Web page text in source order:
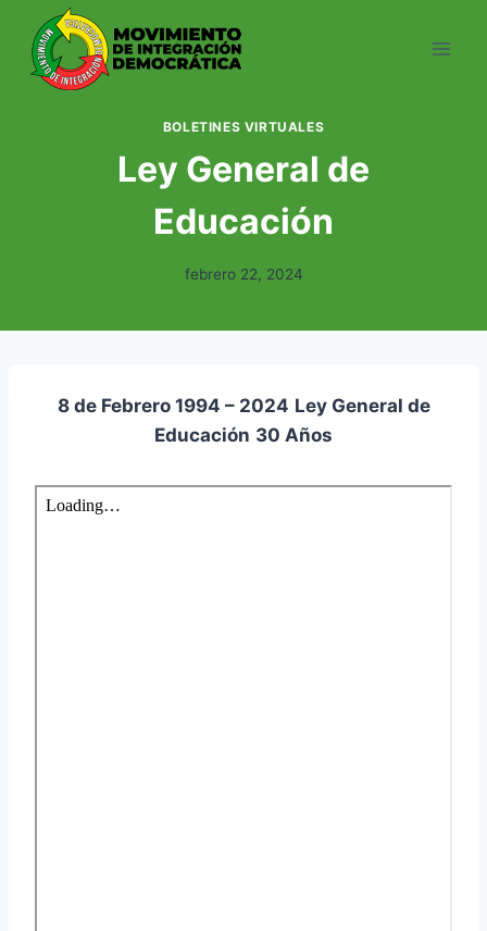
contenido
BOLETINES VIRTUALES
Ley General de
Educación
febrero 22, 2024
8 de Febrero 1994 – 2024 Ley General de
Educación 30 Años